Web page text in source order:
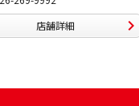
店舗詳細